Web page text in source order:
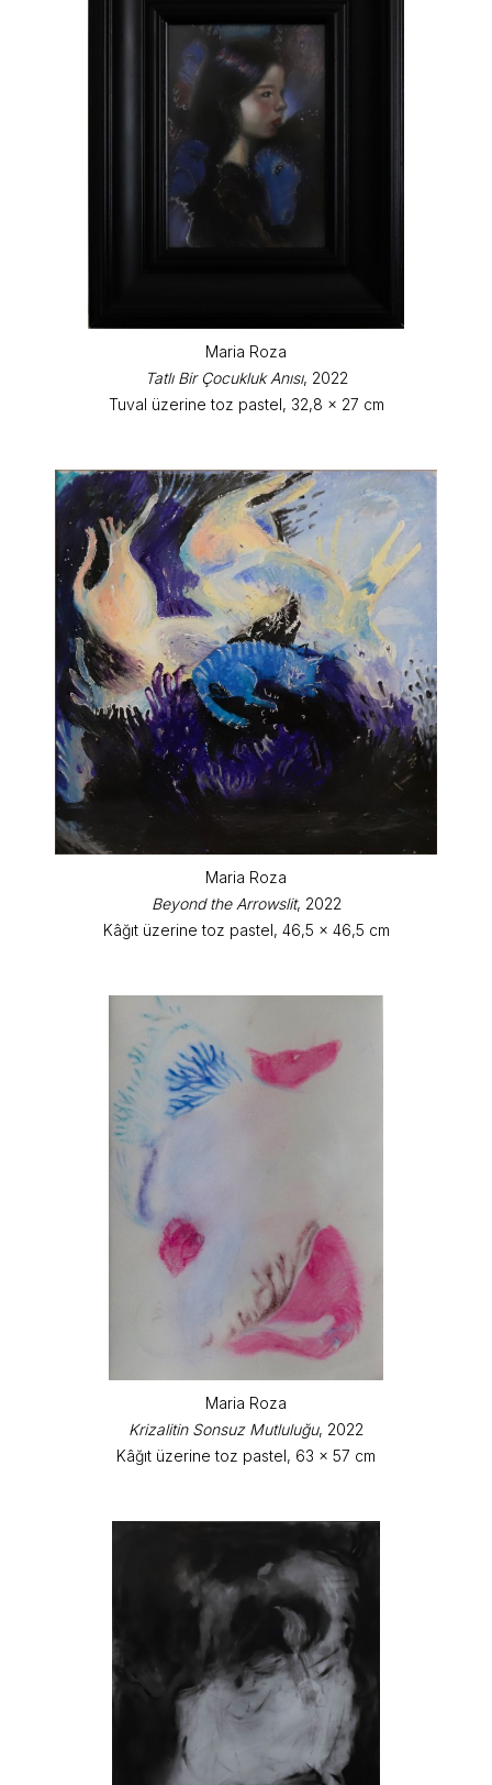
Maria Roza
Tatlı Bir Çocukluk Anısı, 2022
Tuval üzerine toz pastel, 32,8 x 27 cm
Maria Roza
Beyond the Arrowslit, 2022
Kâğıt üzerine toz pastel, 46,5 x 46,5 cm
Maria Roza
Krizalitin Sonsuz Mutluluğu, 2022
Kâğıt üzerine toz pastel, 63 x 57 cm